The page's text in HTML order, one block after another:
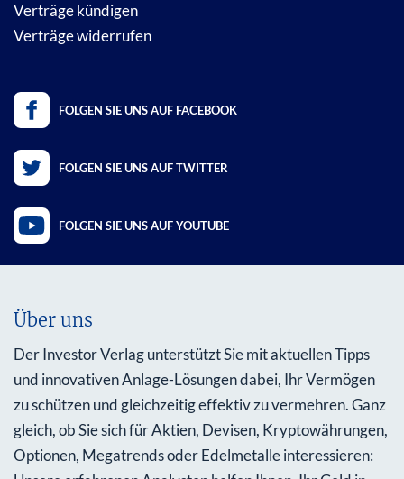
Verträge kündigen
Verträge widerrufen
FOLGEN SIE UNS AUF FACEBOOK
FOLGEN SIE UNS AUF TWITTER
FOLGEN SIE UNS AUF YOUTUBE
Über uns
Der Investor Verlag unterstützt Sie mit aktuellen Tipps
und innovativen Anlage-Lösungen dabei, Ihr Vermögen
zu schützen und gleichzeitig effektiv zu vermehren. Ganz
gleich, ob Sie sich für Aktien, Devisen, Kryptowährungen,
Optionen, Megatrends oder Edelmetalle interessieren: